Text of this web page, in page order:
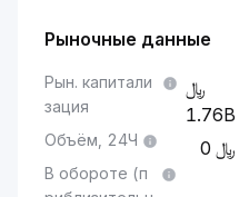
Рыночные данные
Рын. капитали
зация
1.76B
Объём, 24Ч 0
В обороте (п